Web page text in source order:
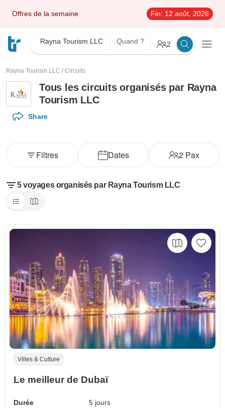
Offres de la semaine Fin: 12 août, 2026
Rayna Tourism LLC Quand ? 2
Rayna Tourism LLC / Circuits
Tous les circuits organisés par Rayna
Tourism LLC
Share
Dates 2Pax
Filtres
5 voyages organisés par Rayna Tourism LLC
Villes & Culture
Le meilleur de Dubaï
Durée
5 jours